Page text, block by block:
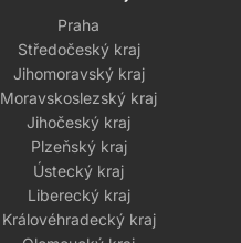
Praha
Středočeský kraj
Jihomoravský kraj
Moravskoslezský kraj
Jihočeský kraj
Plzeňský kraj
Ústecký kraj
Liberecký kraj
Královéhradecký kraj